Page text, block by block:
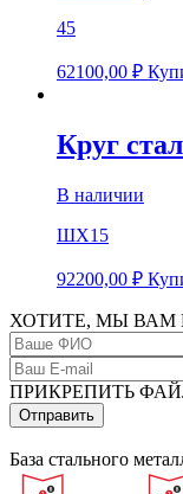
45
62100,00 ₽
Круг
В наличии
ШХ15
92200,00 ₽
ХОТИТЕ, МЫ ВАМ
ПРИКРЕПИТЬ
База стального